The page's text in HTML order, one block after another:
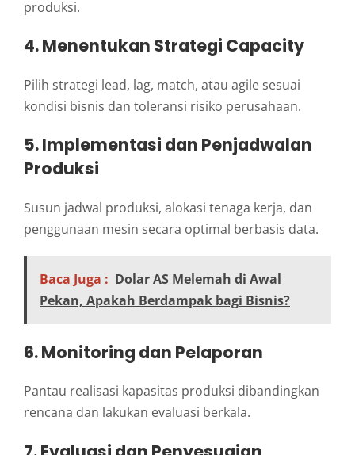
produksi.
4. Menentukan Strategi Capacity
Pilih strategi lead, lag, match, atau agile sesuai
kondisi bisnis dan toleransi risiko perusahaan.
5. Implementasi dan Penjadwalan
Produksi
Susun jadwal produksi, alokasi tenaga kerja, dan
penggunaan mesin secara optimal berbasis data.
Baca Juga : Dolar AS Melemah di Awal
Pekan, Apakah Berdampak bagi Bisnis?
6. Monitoring dan Pelaporan
Pantau realisasi kapasitas produksi dibandingkan
rencana dan lakukan evaluasi berkala.